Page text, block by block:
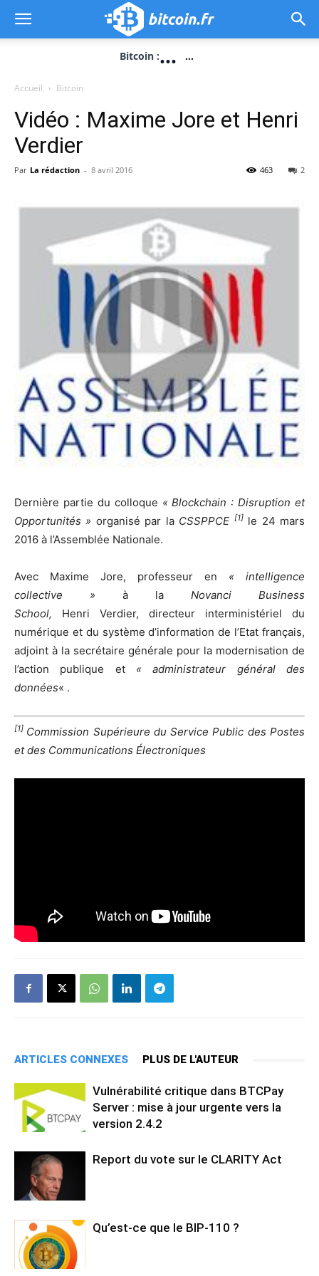
Bitcoin :... ...
Accueil Bitcoin
Vidéo : Maxime Jore et Henri
Verdier
Par La rédaction - 8 avril 2016 2
463
Dernière partie du colloque « Blockchain : Disruption et
Opportunités » organisé par la CSSPPCE [1]le 24 mars
2016 à l’Assemblée Nationale.
Avec Maxime Jore, professeur en « intelligence
collective » à la Novanci Business
School, Henri Verdier, directeur interministériel du
numérique et du système d’information de l’Etat français,
adjoint à la secrétaire générale pour la modernisation de
l’action publique et « administrateur général des
données« .
[1] Commission Supérieure du Service Public des Postes
et des Communications Électroniques
ARTICLES CONNEXES PLUS DE L'AUTEUR
Vulnérabilité critique dans BTCPay
Server : mise à jour urgente vers la
version 2.4.2
Report du vote sur le CLARITY Act
Qu’est-ce que le BIP-110 ?